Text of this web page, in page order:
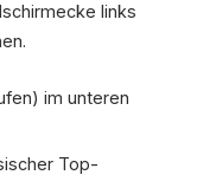
links
im unteren
Top-